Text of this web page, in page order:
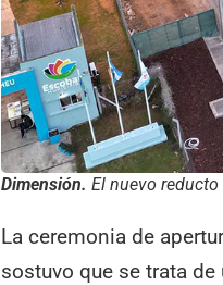
Dimensión.El nuevo
La ceremonia de
sostuvo que se trata